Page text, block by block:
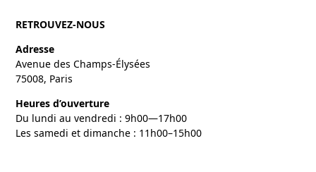
RETROUVEZ-NOUS
Adresse
Avenue des Champs-Élysées
75008, Paris
Heures d’ouverture
Du lundi au vendredi : 9h00—17h00
Les samedi et dimanche : 11h00–15h00